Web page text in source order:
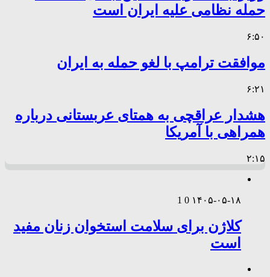
حمله نظامی علیه ایران است
۶:۵۰
موافقت ترامپ با لغو حمله به ایران
۶:۲۱
هشدار عراقچی به همتای عربستانی درباره
همراهی با آمریکا
۲:۱۵
۱۴۰۵-۰۵-۱۸ 0
1
کلاژن برای سلامت استخوان زنان مفید
است